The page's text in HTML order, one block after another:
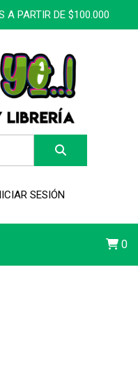
A PARTIR DE $100.000
SESIÓN
0